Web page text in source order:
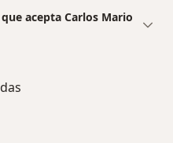
acepta Carlos Mario